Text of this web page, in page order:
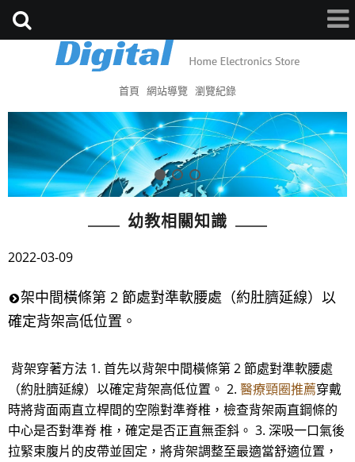
首頁 網站導覽 瀏覽紀錄
幼教相關知識
2022-03-09
架中間橫條第 2 節處對準軟腰處（約肚臍延線）以
確定背架高低位置。
背架穿著方法 1. 首先以背架中間橫條第 2 節處對準軟腰處
（約肚臍延線）以確定背架高低位置。 2. 醫療頸圈推薦穿戴
時將背面兩直立桿間的空隙對準脊椎，檢查背架兩直鋼條的
中心是否對準脊 椎，確定是否正直無歪斜。 3. 深吸一口氣後
拉緊束腹片的皮帶並固定，將背架調整至最適當舒適位置，